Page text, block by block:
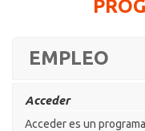
EMPLEO
Acceder
Acceder es un